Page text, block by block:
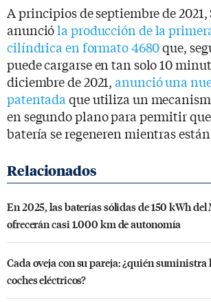
A principios de septiembre de
anuncióla producción de la
cilíndrica en formato 4680que,
puede cargarse en tan solo 10
diciembre de 2021,anunció una
patentada que utiliza un
en segundo plano para permitir
batería se regeneren mientras
En 2025, las baterías sólidas de 150 kWh
ofrecerán casi 1.000 km de autonomía
Cada oveja con su pareja: ¿quién suministra
coches eléctricos?